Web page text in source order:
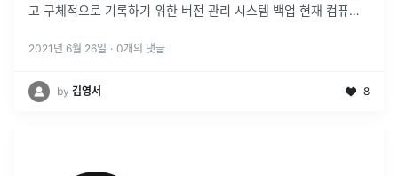
고 구체적으로 기록하기 위한 버전 관리 시스템 백업 현재 컴퓨터
나 USB 디스크 등의 별도 저장 장치를 마련해서 백업할 수도 있고,
2021년 6월 26일 · 0개의 댓글
by 김영서 8